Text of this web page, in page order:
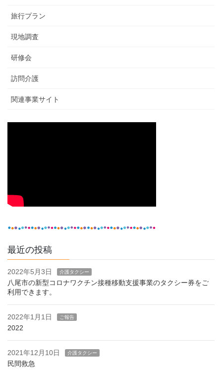
旅行プラン
現地調査
研修会
訪問介護
関連事業サイト
最近の投稿
2022年5月3日 介護タクシー
八尾市の新型コロナワクチン接種移動支援事業のタクシー券をご
利用できます。
2022年1月1日 ご報告
2022
2021年12月10日 介護タクシー
民間救急